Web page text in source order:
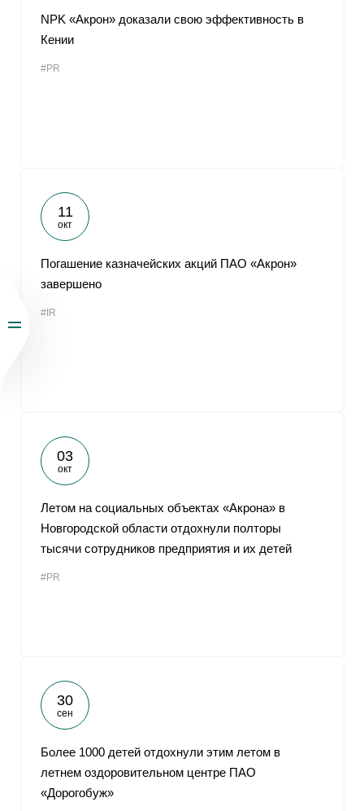
NPK «Акрон» доказали свою эффективность в
Кении
#PR
11
окт
Погашение казначейских акций ПАО «Акрон»
завершено
#IR
03
окт
Летом на социальных объектах «Акрона» в
Новгородской области отдохнули полторы
тысячи сотрудников предприятия и их детей
#PR
30
сен
Более 1000 детей отдохнули этим летом в
летнем оздоровительном центре ПАО
«Дорогобуж»